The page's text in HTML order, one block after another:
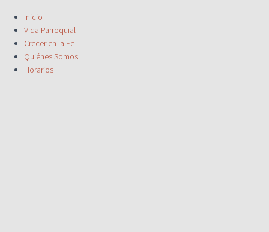
Inicio
Vida Parroquial
Crecer en la Fe
Quiénes Somos
Horarios